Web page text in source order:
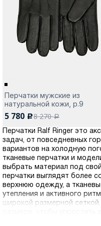
Перчатки мужские из
натуральной кожи, р.9
5 780 c8 270a
Перчатки Ralf Ringer это
задач, от повседневных
вариантов на холодную
тканевые перчатки и
выбрать материал под
перчатки выглядят более
верхнюю одежду, а
утепления и активного
широкой размерной